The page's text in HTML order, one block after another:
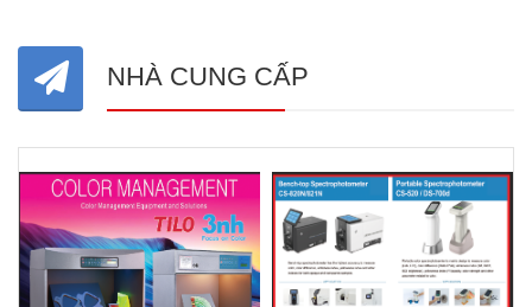
NHÀ CUNG CẤP